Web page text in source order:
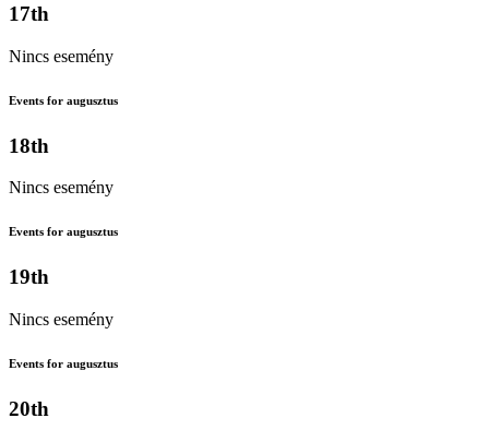
17th
Nincs esemény
Events for augusztus
18th
Nincs esemény
Events for augusztus
19th
Nincs esemény
Events for augusztus
20th